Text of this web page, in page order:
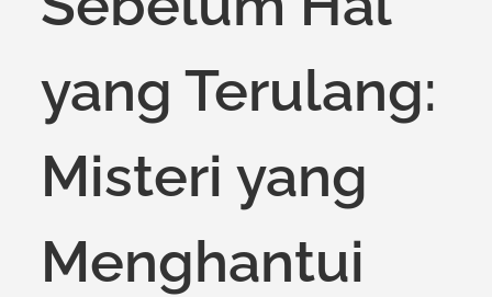
yang Terulang:
Misteri yang
Menghantui